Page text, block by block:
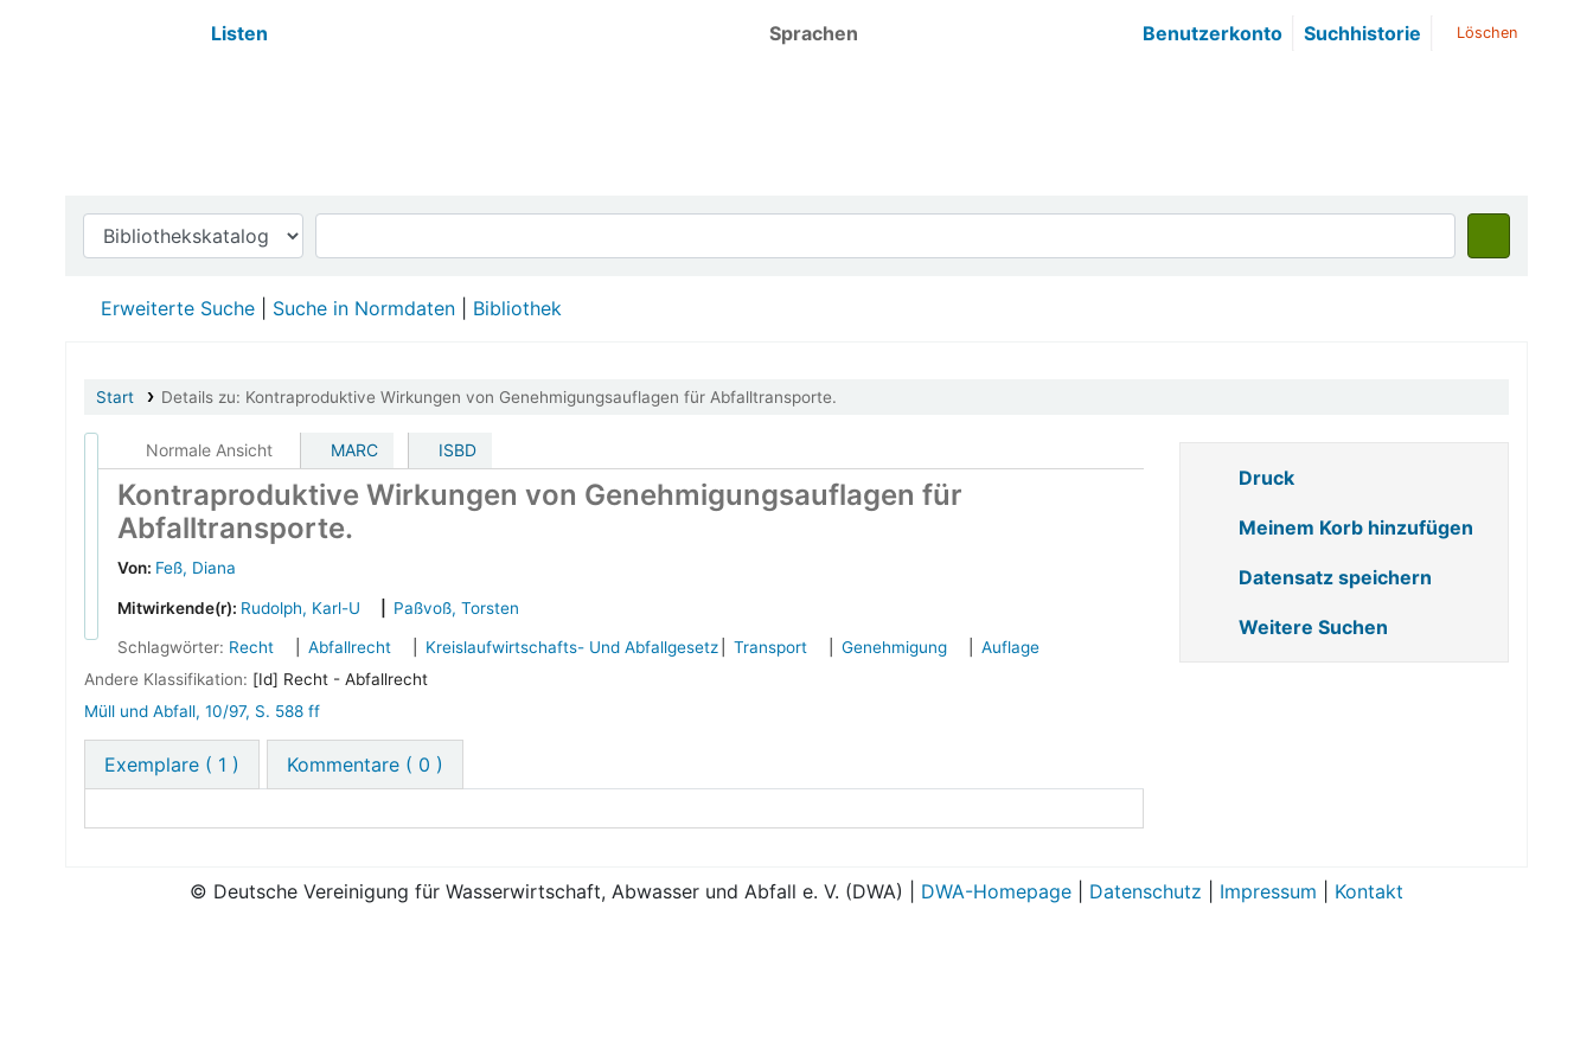
Listen Sprachen Benutzerkonto Suchhistorie Löschen
Erweiterte Suche Suche in Normdaten Bibliothek
Start Details zu: Kontraproduktive Wirkungen von Genehmigungsauflagen für Abfalltransporte.
Normale Ansicht MARC ISBD
Kontraproduktive Wirkungen von Genehmigungsauflagen für
Abfalltransporte.
Von: Feß, Diana
Mitwirkende(r): Rudolph, Karl-U Paßvoß, Torsten
Schlagwörter: Recht Abfallrecht Kreislaufwirtschafts- Und Abfallgesetz Transport Genehmigung
Auflage
Andere Klassifikation: [Id] Recht - Abfallrecht
Müll und Abfall, 10/97, S. 588 ff
Exemplare ( 1 ) Kommentare ( 0 )
Druck
Meinem Korb hinzufügen
Datensatz speichern
Weitere Suchen
© Deutsche Vereinigung für Wasserwirtschaft, Abwasser und Abfall e. V. (DWA) | DWA-Homepage Datenschutz Impressum Kontakt